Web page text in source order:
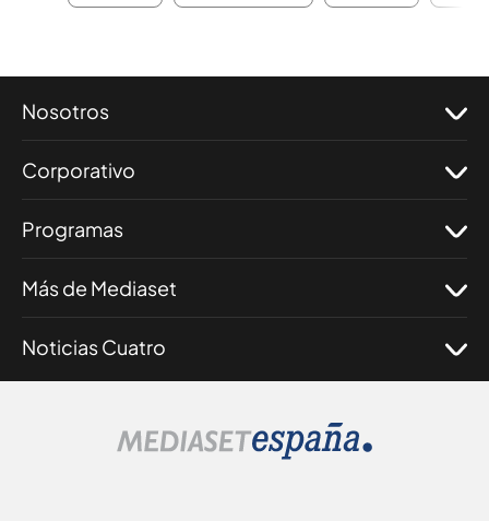
Nosotros
Corporativo
Programas
Más de Mediaset
Noticias Cuatro